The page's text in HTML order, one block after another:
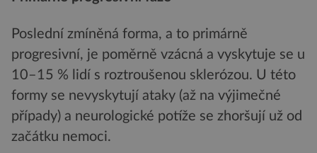
Poslední zmíněná forma, a to primárně
progresivní, je poměrně vzácná a vyskytuje se u
10–15 % lidí s roztroušenou sklerózou. U této
formy se nevyskytují ataky (až na výjimečné
případy) a neurologické potíže se zhoršují už od
začátku nemoci.